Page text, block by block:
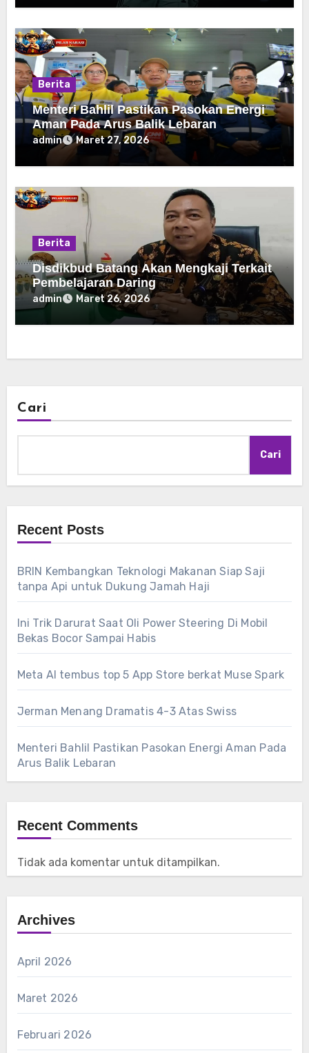
Berita
Menteri Bahlil Pastikan Pasokan Energi
Aman Pada Arus Balik Lebaran
admin Maret 27, 2026
Berita
Disdikbud Batang Akan Mengkaji Terkait
Pembelajaran Daring
admin Maret 26, 2026
Cari
Cari
Recent Posts
BRIN Kembangkan Teknologi Makanan Siap Saji
tanpa Api untuk Dukung Jamah Haji
Ini Trik Darurat Saat Oli Power Steering Di Mobil
Bekas Bocor Sampai Habis
Meta AI tembus top 5 App Store berkat Muse Spark
Jerman Menang Dramatis 4-3 Atas Swiss
Menteri Bahlil Pastikan Pasokan Energi Aman Pada
Arus Balik Lebaran
Recent Comments
Tidak ada komentar untuk ditampilkan.
Archives
April 2026
Maret 2026
Februari 2026